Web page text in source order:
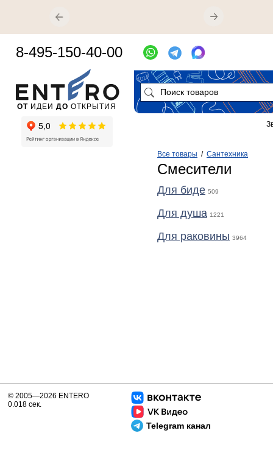
Все товары / Сантехника
Смесители
Для биде 509
Для душа 1221
Для раковины 3964
ОТ ИДЕИ ДО ОТКРЫТИЯ
8-495-150-40-00
Telegram канал
© 2005—2026 ENTERO
0.018 сек.